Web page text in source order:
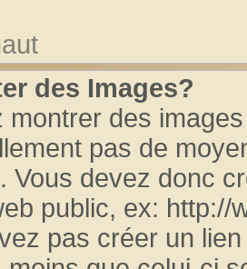
des Images?
montrer des
pas de
Vous devez donc
public, ex: http://
pas créer un